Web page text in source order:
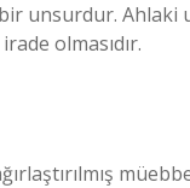
unsurdur.
olmasıdır.